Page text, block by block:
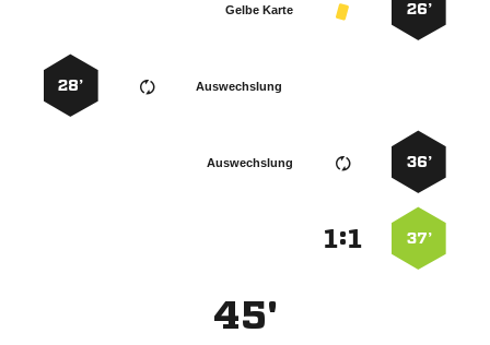
26’
Gelbe Karte
Auswechslung
28’
36’
Auswechslung
37’
:
45'